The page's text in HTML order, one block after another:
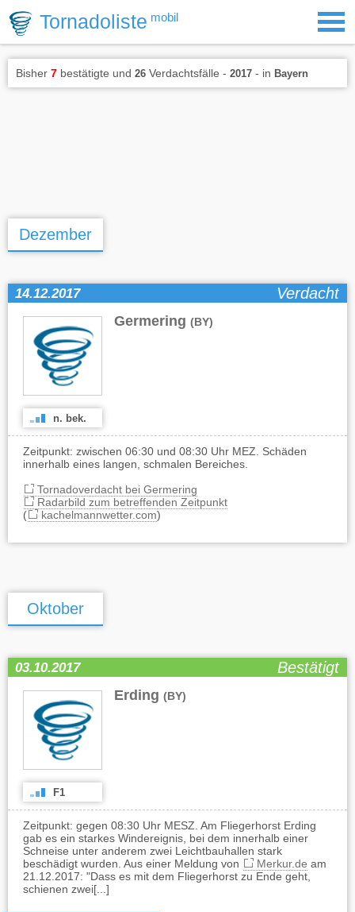
Tornadoliste mobil
Bisher 7 bestätigte und 26 Verdachtsfälle - 2017 - in Bayern
Dezember
14.12.2017 Verdacht
Germering (BY)
n. bek.
Zeitpunkt: zwischen 06:30 und 08:30 Uhr MEZ. Schäden
innerhalb eines langen, schmalen Bereiches.
Tornadoverdacht bei Germering
Radarbild zum betreffenden Zeitpunkt
(
kachelmannwetter.com)
Oktober
03.10.2017 Bestätigt
Erding (BY)
F1
Zeitpunkt: gegen 08:30 Uhr MESZ. Am Fliegerhorst Erding
gab es ein starkes Windereignis, bei dem innerhalb einer
Schneise unter anderem zwei Leichtbauhallen stark
beschädigt wurden. Aus einer Meldung von
Merkur.de am
21.12.2017: "Dass es mit dem Fliegerhorst zu Ende geht,
schienen zwei[...]